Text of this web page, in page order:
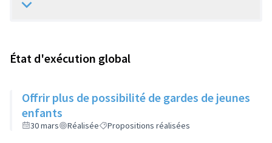
État d'exécution global
Offrir plus de possibilité de gardes de jeunes
enfants
30 mars Réalisée Propositions réalisées